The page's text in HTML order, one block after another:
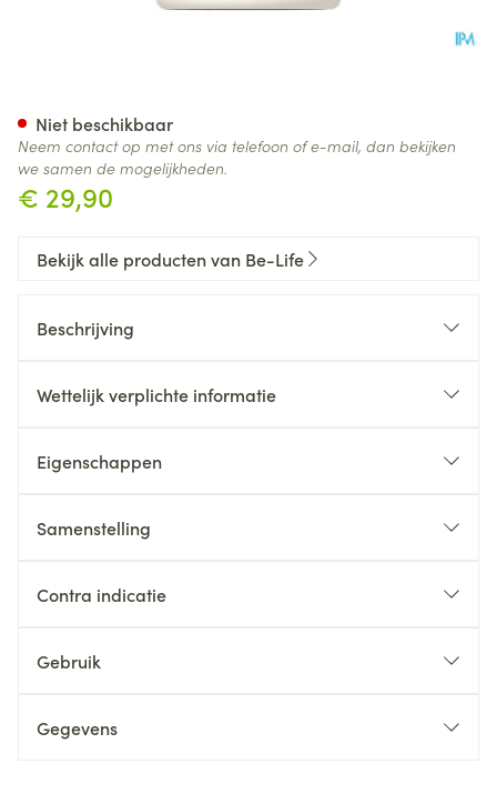
€ 29,90
Niet beschikbaar
Neem contact op met ons via telefoon of e-mail, dan bekijken
we samen de mogelijkheden.
Bekijk alle producten van Be-Life
Beschrijving
Wettelijk verplichte informatie
Eigenschappen
Samenstelling
Contra indicatie
Gebruik
Gegevens